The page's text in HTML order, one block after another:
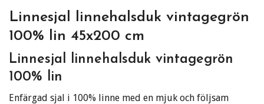
Linnesjal linnehalsduk vintagegrön
100% lin 45x200 cm
Linnesjal linnehalsduk vintagegrön
100% lin
Enfärgad sjal i 100% linne med en mjuk och följsam